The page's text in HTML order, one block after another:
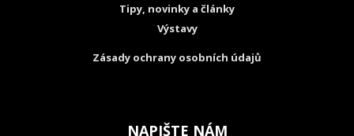
Tipy, novinky a články
Výstavy
Zásady ochrany osobních údajů
NAPIŠTE NÁM